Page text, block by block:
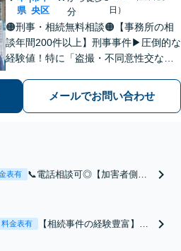
県 央区
分
日）
🟠刑事・相続無料相談🟠【事務所の相
談年間200件以上】刑事事件▶︎圧倒的な
経験値！特に「盗撮・不同意性交など
局・証券会社」勤務で培った税の知識
を生かし、依頼者に寄り添った強いパ
メールでお問い合わせ
表有
📞電話相談可◎【加害者側に
で逮捕された、警察から呼び
出されたらすぐお電話を！実
料金表有
【相続事件の経験豊富】